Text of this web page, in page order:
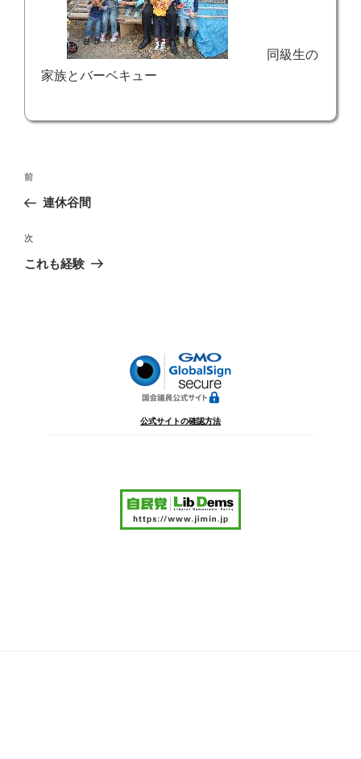
同級生の
家族とバーベキュー
投
ナ
ビ
ゲ
前
の
稿
前
連休谷間
次
の
次
これも経験
公式サイトの確認方法